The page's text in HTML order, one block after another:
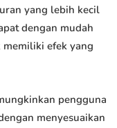
yang lebih kecil
dengan mudah
efek yang
pengguna
menyesuaikan